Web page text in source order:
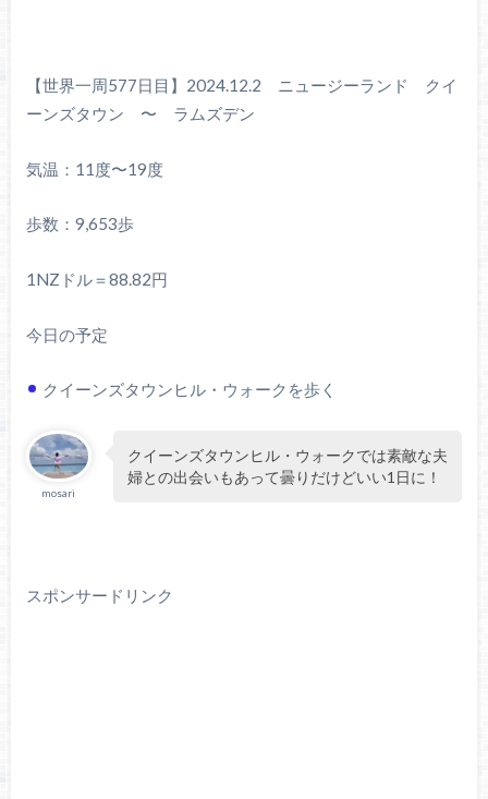
【世界一周577日目】2024.12.2 ニュージーランド クイ
ーンズタウン 〜 ラムズデン
気温：11度〜19度
歩数：9,653歩
1NZドル＝88.82円
今日の予定
クイーンズタウンヒル・ウォークを歩く
mosari
クイーンズタウンヒル・ウォークでは素敵な夫
婦との出会いもあって曇りだけどいい1日に！
スポンサードリンク